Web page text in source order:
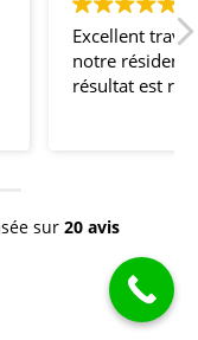
dans
sur 20 avis